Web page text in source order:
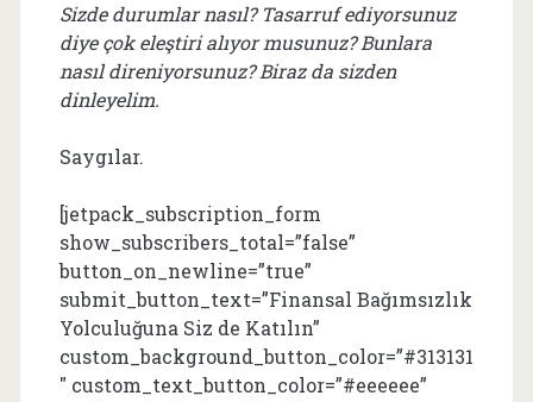
Sizde durumlar nasıl? Tasarruf ediyorsunuz
diye çok eleştiri alıyor musunuz? Bunlara
nasıl direniyorsunuz? Biraz da sizden
dinleyelim.
Saygılar.
[jetpack_subscription_form
show_subscribers_total=”false”
button_on_newline=”true”
submit_button_text=”Finansal Bağımsızlık
Yolculuğuna Siz de Katılın”
custom_background_button_color=”#313131
″ custom_text_button_color=”#eeeeee”